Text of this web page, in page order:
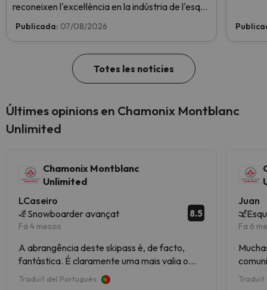
reconeixen l'excel·lència en la indústria de l'esquí.
Vota ara i ajuda'ns a arribar al capdamunt!
Publicada: 07/08/2026
Totes les notícies
Últimes opinions en Chamonix Montblanc
Unlimited
Chamonix Montblanc
Unlimited
LCaseiro
Snowboarder avançat
Fa 4 mesos
8.5
A abrangência deste skipass é, de facto,
fantástica. É claramente uma mais valia o
facto de dar acesso a Courmayeur e a
Megève, apesar de alguma custo extra de
Traduït del Portuguès
Juan
Fa 6
Traduït